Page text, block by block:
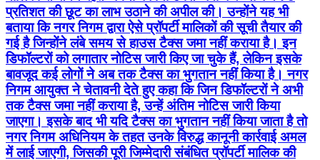
प्रतिशत की छूट का लाभ उठाने की अपील की। उन्होंने यह भी
बताया कि नगर निगम द्वारा ऐसे प्रॉपर्टी मालिकों की सूची तैयार की
गई है जिन्होंने लंबे समय से हाउस टैक्स जमा नहीं कराया है। इन
डिफॉल्टरों को लगातार नोटिस जारी किए जा चुके हैं, लेकिन इसके
बावजूद कई लोगों ने अब तक टैक्स का भुगतान नहीं किया है। नगर
निगम आयुक्त ने चेतावनी देते हुए कहा कि जिन डिफॉल्टरों ने अभी
तक टैक्स जमा नहीं कराया है, उन्हें अंतिम नोटिस जारी किया
जाएगा। इसके बाद भी यदि टैक्स का भुगतान नहीं किया जाता है तो
नगर निगम अधिनियम के तहत उनके विरुद्ध कानूनी कार्रवाई अमल
में लाई जाएगी, जिसकी पूरी जिम्मेदारी संबंधित प्रॉपर्टी मालिक की